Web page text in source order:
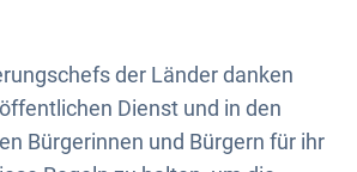
der Länder danken
Dienst und in den
Bürgerinnen und Bürgern für ihr